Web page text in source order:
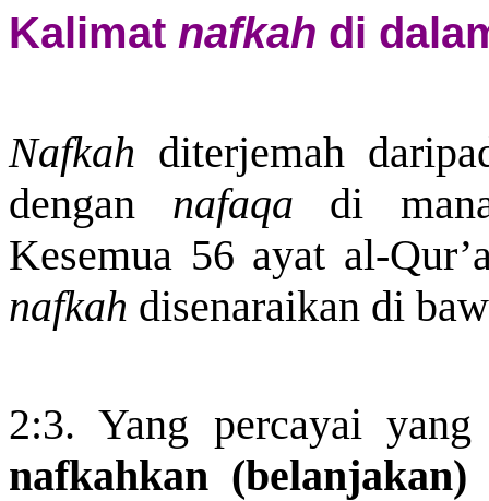
Kalimat nafkah di
Nafkah diterjemah
dengan nafaqa di
Kesemua 56 ayat al-
nafkah disenaraikan di
2:3. Yang percayai
nafkahkan (belanjakan)